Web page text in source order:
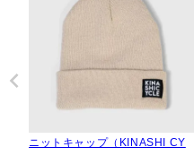
ニットキャップ（KINASHI CY